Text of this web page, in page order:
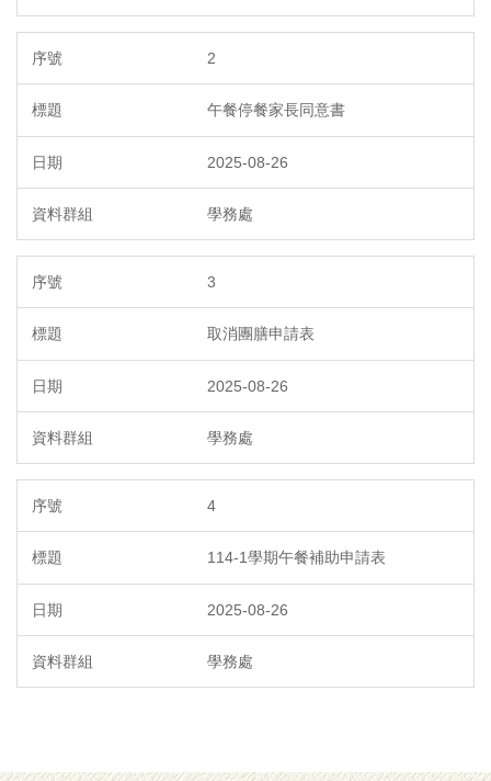
2
午餐停餐家長同意書
2025-08-26
學務處
3
取消團膳申請表
2025-08-26
學務處
4
114-1學期午餐補助申請表
2025-08-26
學務處